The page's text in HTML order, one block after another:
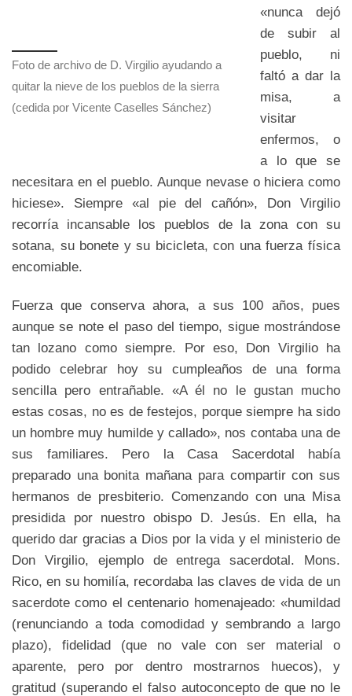
Foto de archivo de D. Virgilio ayudando a
quitar la nieve de los pueblos de la sierra
(cedida por Vicente Caselles Sánchez)
«nunca dejó
de subir al
pueblo, ni
faltó a dar la
misa, a
visitar
enfermos, o
a lo que se
necesitara en el pueblo. Aunque nevase o hiciera como
hiciese». Siempre «al pie del cañón», Don Virgilio
recorría incansable los pueblos de la zona con su
sotana, su bonete y su bicicleta, con una fuerza física
encomiable.
Fuerza que conserva ahora, a sus 100 años, pues
aunque se note el paso del tiempo, sigue mostrándose
tan lozano como siempre. Por eso, Don Virgilio ha
podido celebrar hoy su cumpleaños de una forma
sencilla pero entrañable. «A él no le gustan mucho
estas cosas, no es de festejos, porque siempre ha sido
un hombre muy humilde y callado», nos contaba una de
sus familiares. Pero la Casa Sacerdotal había
preparado una bonita mañana para compartir con sus
hermanos de presbiterio. Comenzando con una Misa
presidida por nuestro obispo D. Jesús. En ella, ha
querido dar gracias a Dios por la vida y el ministerio de
Don Virgilio, ejemplo de entrega sacerdotal. Mons.
Rico, en su homilía, recordaba las claves de vida de un
sacerdote como el centenario homenajeado: «humildad
(renunciando a toda comodidad y sembrando a largo
plazo), fidelidad (que no vale con ser material o
aparente, pero por dentro mostrarnos huecos), y
gratitud (superando el falso autoconcepto de que no le